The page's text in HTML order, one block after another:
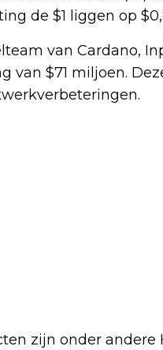
de $1 liggen op
van Cardano,
van $71 miljoen.
zijn onder